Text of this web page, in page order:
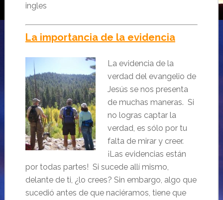
ingles
La importancia de la evidencia
La evidencia de la
verdad del evangelio de
Jesús se nos presenta
de muchas maneras. Si
no logras captar la
verdad, es sólo por tu
falta de mirar y creer.
¡Las evidencias están
por todas partes! Si sucede allí mismo,
delante de ti, ¿lo crees? Sin embargo, algo que
sucedió antes de que naciéramos, tiene que